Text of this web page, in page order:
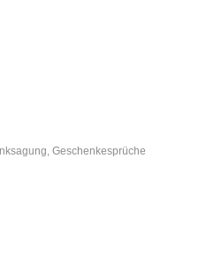
Geschenkesprüche